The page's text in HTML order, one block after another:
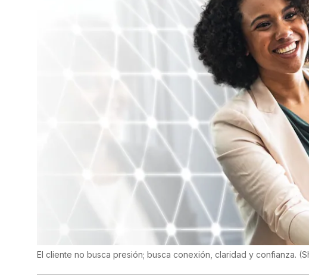
El cliente no busca presión; busca conexión, claridad y confianza. (